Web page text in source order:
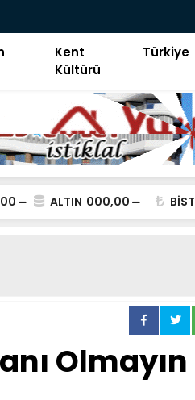
Kent
Kültürü
Türkiye
ALTIN 000,00 BİST
Olmayın